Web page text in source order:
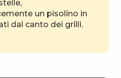
un pisolino in
dal canto dei grilli.